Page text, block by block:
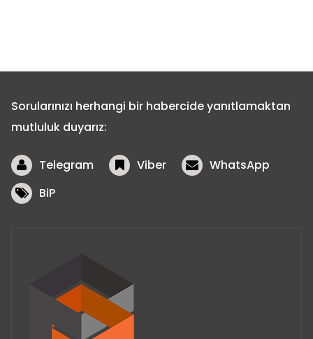
Sorularınızı herhangi bir habercide yanıtlamaktan
mutluluk duyarız:
Telegram Viber
WhatsApp
BiP